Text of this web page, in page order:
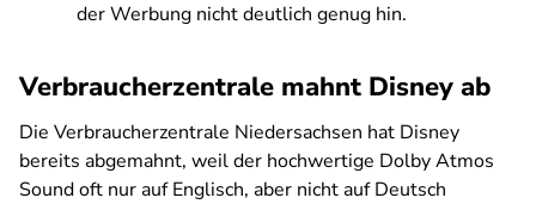
der Werbung nicht deutlich genug hin.
Verbraucherzentrale mahnt Disney ab
Die Verbraucherzentrale Niedersachsen hat Disney
bereits abgemahnt, weil der hochwertige Dolby Atmos
Sound oft nur auf Englisch, aber nicht auf Deutsch